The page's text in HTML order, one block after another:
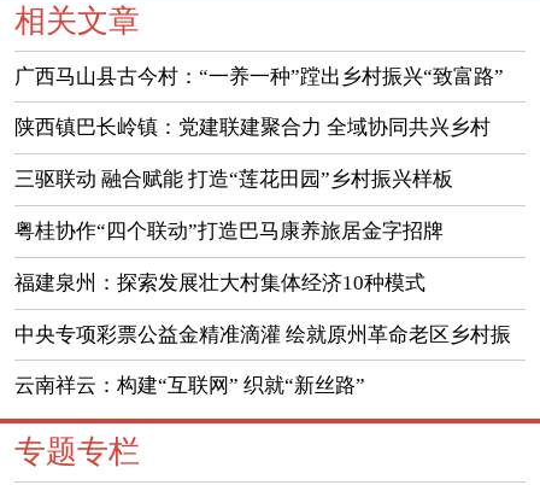
相关文章
广西马山县古今村：“一养一种”蹚出乡村振兴“致富路”
陕西镇巴长岭镇：党建联建聚合力 全域协同共兴乡村
三驱联动 融合赋能 打造“莲花田园”乡村振兴样板
粤桂协作“四个联动”打造巴马康养旅居金字招牌
福建泉州：探索发展壮大村集体经济10种模式
中央专项彩票公益金精准滴灌 绘就原州革命老区乡村振
兴新画卷
云南祥云：构建“互联网” 织就“新丝路”
专题专栏